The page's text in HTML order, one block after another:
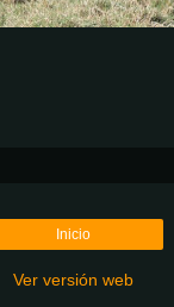
Inicio
Ver versión web